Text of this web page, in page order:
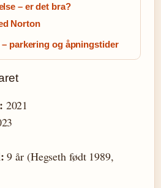
– er det bra?
Norton
parkering og åpningstider
2021
9 år (Hegseth født 1989,